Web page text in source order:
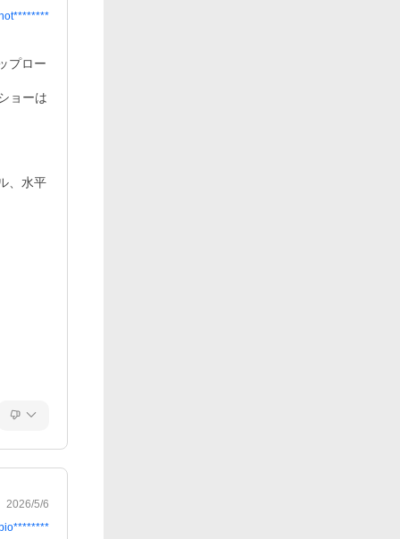
プロー
ョーは
、水平
2026/5/6